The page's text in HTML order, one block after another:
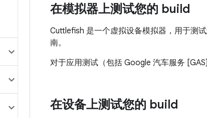
在模拟器上测试您的 build
Cuttlefish 是一个虚拟设备模拟器，用于测
南。
对于应用测试（包括 Google 汽车服务
在设备上测试您的 build